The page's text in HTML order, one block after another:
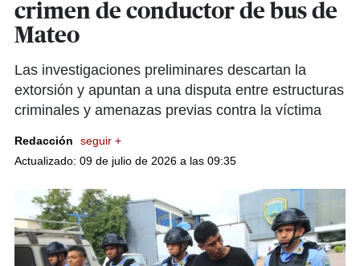
crimen de conductor de bus de
Mateo
Las investigaciones preliminares descartan la
extorsión y apuntan a una disputa entre estructuras
criminales y amenazas previas contra la víctima
Redacción
seguir +
Actualizado: 09 de julio de 2026 a las 09:35